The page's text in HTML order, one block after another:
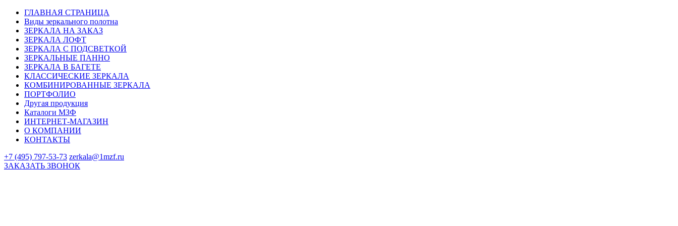
ГЛАВНАЯ СТРАНИЦА
Виды зеркального полотна
ЗЕРКАЛА НА ЗАКАЗ
ЗЕРКАЛА ЛОФТ
ЗЕРКАЛА С ПОДСВЕТКОЙ
ЗЕРКАЛЬНЫЕ ПАННО
ЗЕРКАЛА В БАГЕТЕ
КЛАССИЧЕСКИЕ ЗЕРКАЛА
КОМБИНИРОВАННЫЕ ЗЕРКАЛА
ПОРТФОЛИО
Другая продукция
Каталоги МЗФ
ИНТЕРНЕТ-МАГАЗИН
О КОМПАНИИ
КОНТАКТЫ
+7 (495) 797-53-73 zerkala@1mzf.ru
ЗАКАЗАТЬ ЗВОНОК